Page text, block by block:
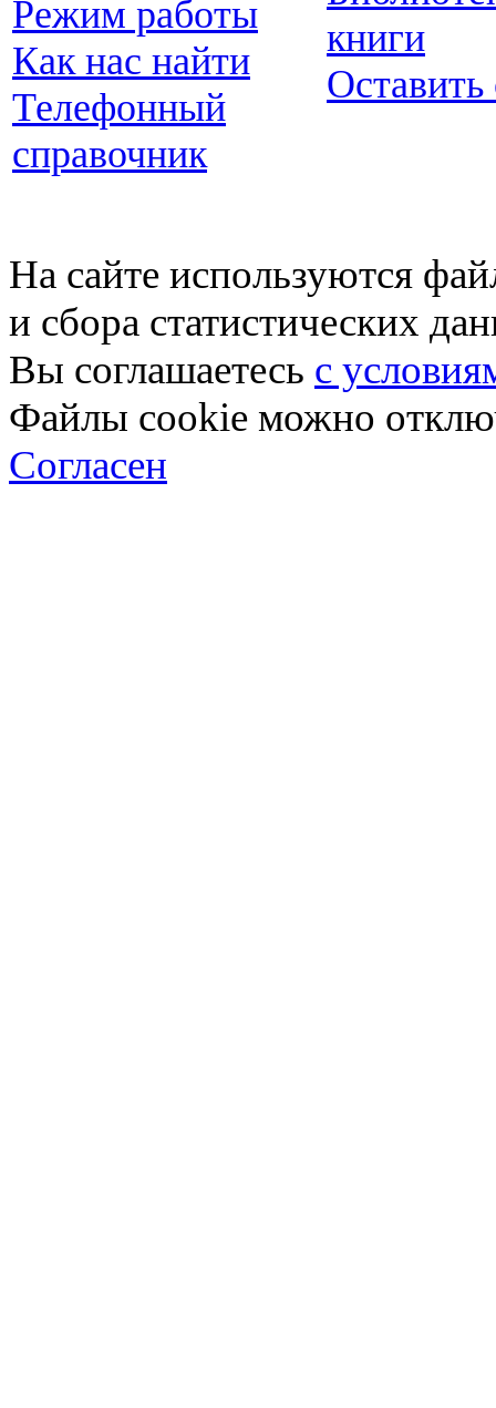
Режим работы
Как нас найти
Телефонный
справочник
книги
Оставить
На сайте используются
и сбора статистических
Вы соглашаетесь с
Файлы cookie можно
Согласен